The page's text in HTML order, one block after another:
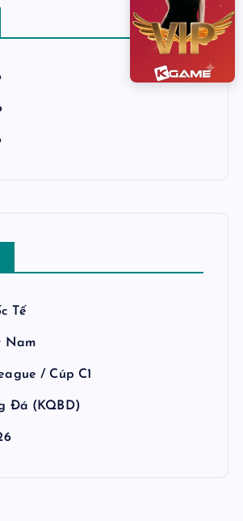
Tế
Nam
/ Cúp C1
Đá (KQBD)